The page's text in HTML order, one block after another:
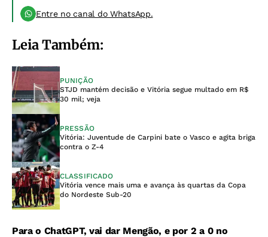
Entre no canal do WhatsApp.
Leia Também:
PUNIÇÃO
STJD mantém decisão e Vitória segue multado em R$
30 mil; veja
PRESSÃO
Vitória: Juventude de Carpini bate o Vasco e agita briga
contra o Z-4
CLASSIFICADO
Vitória vence mais uma e avança às quartas da Copa
do Nordeste Sub-20
Para o ChatGPT, vai dar Mengão, e por 2 a 0 no